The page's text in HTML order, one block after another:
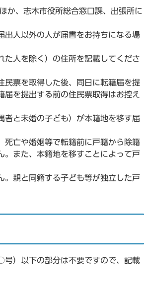
か、志木市役所総合窓口課、出張所に
出人以外の人が届書をお持ちになる場
た人を除く）の住所を記載してくださ
民票を取得した後、同日に転籍届を提
を提出する前の住民票取得はお控え
者と未婚の子ども）が本籍地を移す届
死亡や婚姻等で転籍前に戸籍から除籍
。また、本籍地を移すことによって戸
。親と同籍する子ども等が独立した戸
）以下の部分は不要ですので、記載